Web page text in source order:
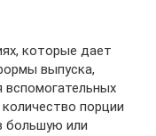
которые дает
выпуска,
вспомогательных
порции
большую или